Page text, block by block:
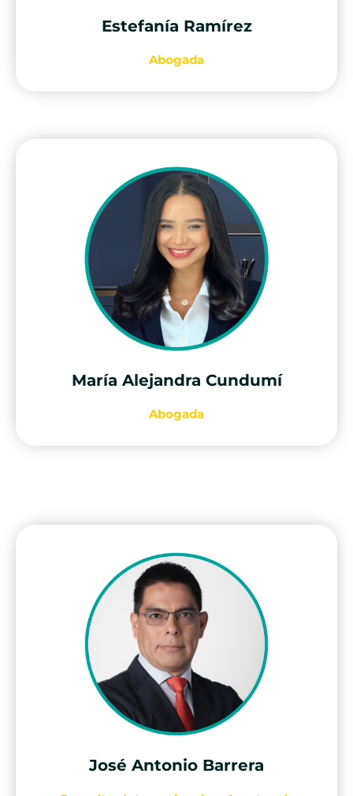
Estefanía Ramírez
Abogada
María Alejandra Cundumí
Abogada
José Antonio Barrera